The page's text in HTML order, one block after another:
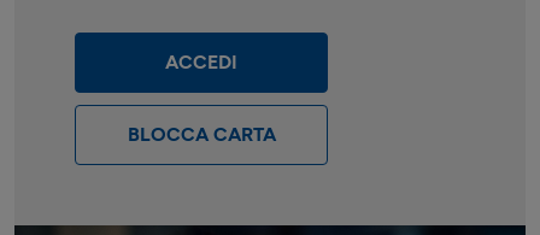
ACCEDI
BLOCCA CARTA